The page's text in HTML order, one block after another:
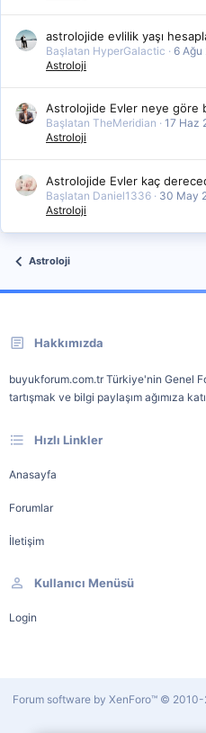
astrolojide evlilik yaşı
Başlatan HyperGalactic 6 Ağu
Astroloji
Astrolojide Evler neye göre
Başlatan TheMeridian 17 Haz
Astroloji
Astrolojide Evler kaç
Başlatan Daniel1336 30 May
Astroloji
Astroloji
Hakkımızda
buyukforum.com.tr Türkiye'nin Genel
tartışmak ve bilgi paylaşım ağımıza
Hızlı Linkler
Anasayfa
Forumlar
İletişim
Kullanıcı Menüsü
Login
Forum software by XenForo™ © 2010-